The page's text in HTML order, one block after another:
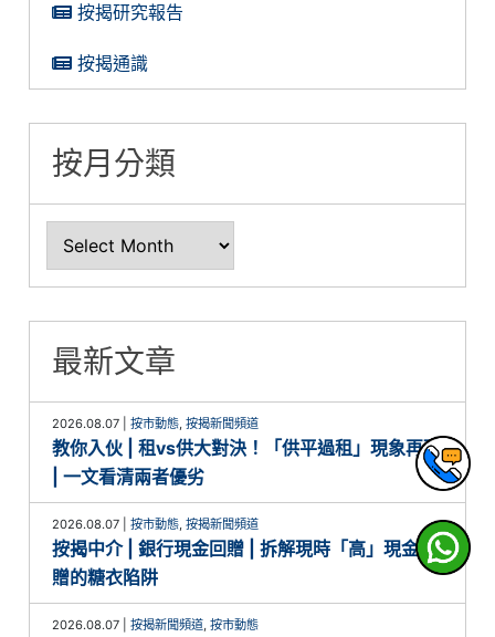
按揭研究報告
按揭通識
按月分類
最新文章
2026.08.07 |按市動態,按揭新聞頻道
教你入伙 | 租vs供大對決！「供平過租」現象再現
| 一文看清兩者優劣
2026.08.07 |按市動態,按揭新聞頻道
按揭中介 | 銀行現金回贈 | 拆解現時「高」現金回
贈的糖衣陷阱
2026.08.07 |按揭新聞頻道,按市動態